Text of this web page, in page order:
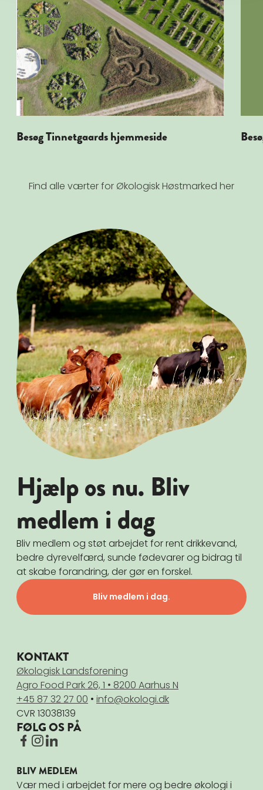
Besøg Tinnetgaards hjemmeside
Find alle værter for Økologisk Høstmarked her
Hjælp os nu. Bliv
medlem i dag
Bliv medlem og støt arbejdet for rent drikkevand,
bedre dyrevelfærd, sunde fødevarer og bidrag til
at skabe forandring, der gør en forskel.
Bliv medlem i dag.
KONTAKT
Økologisk Landsforening
Agro Food Park 26, 1 • 8200 Aarhus N
+45 87 32 27 00 • info@okologi.dk
CVR 13038139
FØLG OS PÅ
BLIV MEDLEM
Vær med i arbejdet for mere og bedre økologi i